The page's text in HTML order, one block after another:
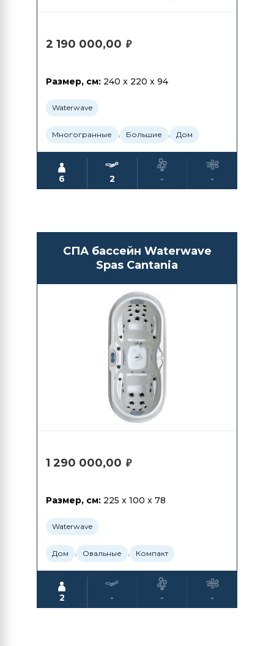
2 190 000,00 ₽
Размер, см: 240 x 220 x 94
Waterwave
Многогранные , Большие , Дом
6 2 - -
СПА бассейн Waterwave
Spas Cantania
1 290 000,00 ₽
Размер, см: 225 x 100 x 78
Waterwave
Дом , Овальные , Компакт
2 - - -